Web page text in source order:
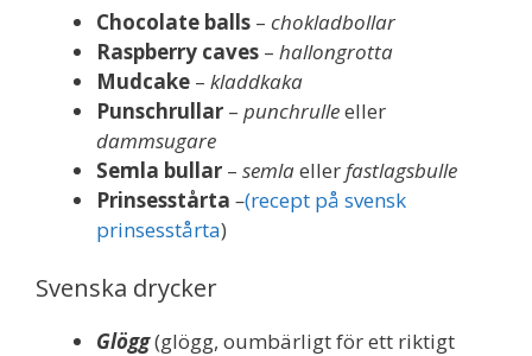
Chocolate balls – chokladbollar
Raspberry caves – hallongrotta
Mudcake – kladdkaka
Punschrullar – punchrulleeller
dammsugare
Semla bullar – semlaeller fastlagsbulle
Prinsesstårta –(recept på svensk
prinsesstårta)
Svenska drycker
Glögg(glögg, oumbärligt för ett riktigt